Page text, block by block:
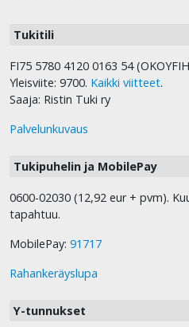
Tukitili
FI75 5780 4120 0163 54
Yleisviite: 9700. Kaikki viitteet.
Saaja: Ristin Tuki ry
Palvelunkuvaus
Tukipuhelin ja MobilePay
0600-02030 (12,92 eur + pvm).
tapahtuu.
MobilePay: 91717
Rahankeräyslupa
Y-tunnukset